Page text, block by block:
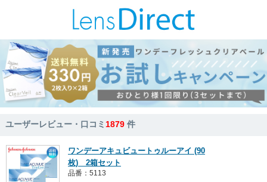
ユーザーレビュー・口コミ1879 件
ワンデーアキュビュートゥルーアイ (90
枚) 2箱セット
品番：5113